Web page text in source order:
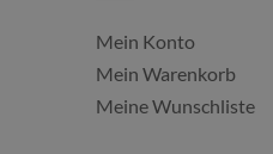
Mein Konto
Mein Warenkorb
Meine Wunschliste